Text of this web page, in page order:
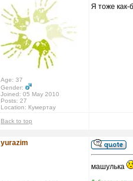
Age: 37
Gender:
Joined: 05 May 2010
Posts: 27
Location: Кумертау
Я тоже
Back to top
yurazim
машулька